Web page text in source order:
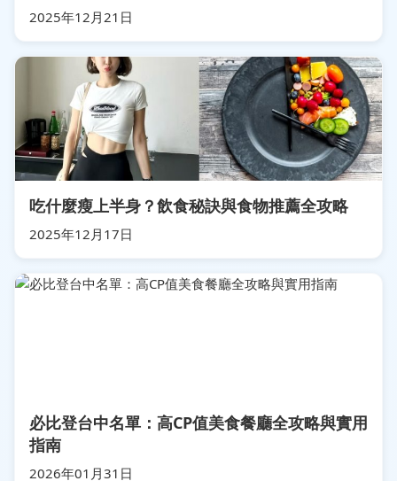
2025年12月21日
吃什麼瘦上半身？飲食秘訣與食物推薦全攻略
2025年12月17日
必比登台中名單：高CP值美食餐廳全攻略與實用
指南
2026年01月31日